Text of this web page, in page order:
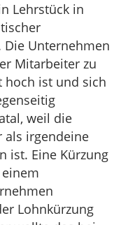
Lehrstück in
Unternehmen
Mitarbeiter zu
hoch ist und sich
weil die
als irgendeine
ist. Eine Kürzung
Lohnkürzung